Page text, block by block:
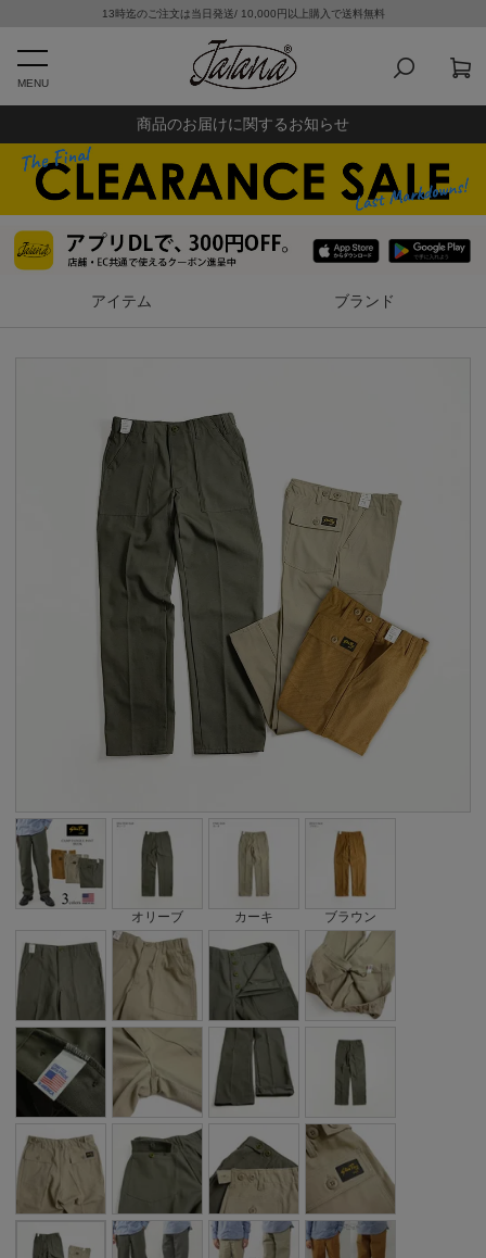
13時迄のご注文は当日発送/ 10,000円以上購入で送料無料
MENU
商品のお届けに関するお知らせ
アイテム ブランド
オリーブ カーキ ブラウン